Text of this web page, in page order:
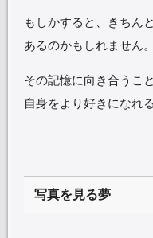
もしかすると、きちん
あるのかもしれません。
その記憶に向き合うこ
自身をより好きになれ
写真を見る夢